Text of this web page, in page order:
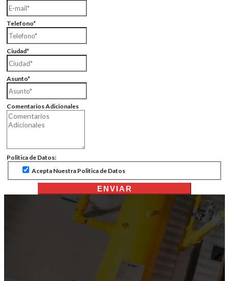
Telefono*
Ciudad*
Asunto*
Comentarios Adicionales
Politica de Datos:
Acepta Nuestra Politica de Datos
ENVIAR